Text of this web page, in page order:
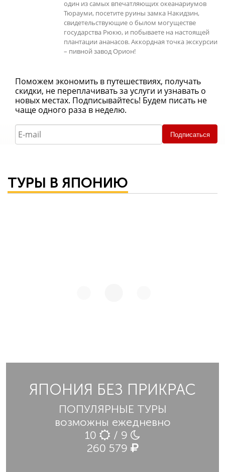
один из самых впечатляющих океанариумов
Тюрауми, посетите руины замка Накидзин,
свидетельствующие о былом могуществе
государства Рюкю, и побываете на настоящей
плантации ананасов. Аккордная точка экскурсии
– пивной завод Орион!
Поможем экономить в путешествиях, получать
скидки, не переплачивать за услуги и узнавать о
новых местах. Подписывайтесь! Будем писать не
чаще одного раза в неделю.
Подписаться
ТУРЫ В ЯПОНИЮ
ЯПОНИЯ БЕЗ ПРИКРАС
ПОПУЛЯРНЫЕ ТУРЫ
возможны ежедневно
10
/ 9
260 579